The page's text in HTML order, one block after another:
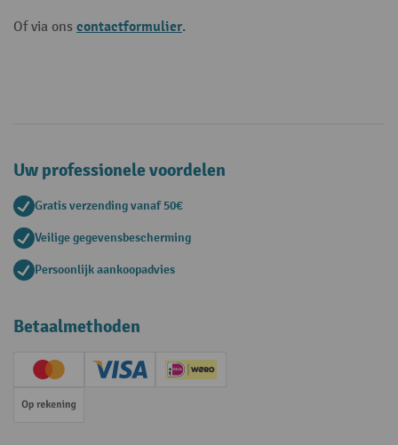
Of via ons contactformulier.
Uw professionele voordelen
Gratis verzending vanaf 50€
Veilige gegevensbescherming
Persoonlijk aankoopadvies
Betaalmethoden
Creditcard (Master)Creditcard (Visa)iDEAL | Wero
Op rekening